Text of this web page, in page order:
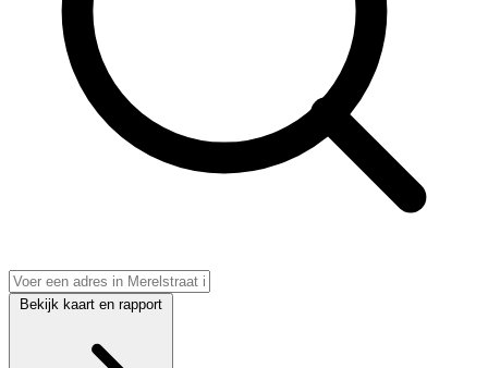
Bekijk kaart en rapport